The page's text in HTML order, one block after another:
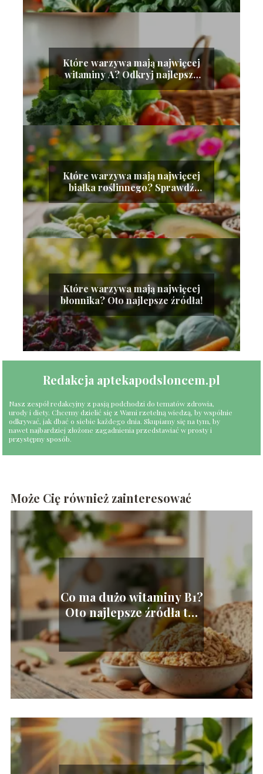
Które warzywa mają najwięcej
witaminy A? Odkryj najlepsze
źródła
Które warzywa mają najwięcej
białka roślinnego? Sprawdź
listę!
Które warzywa mają najwięcej
błonnika? Oto najlepsze źródła!
Redakcja aptekapodsloncem.pl
Nasz zespół redakcyjny z pasją podchodzi do tematów zdrowia,
urody i diety. Chcemy dzielić się z Wami rzetelną wiedzą, by wspólnie
odkrywać, jak dbać o siebie każdego dnia. Skupiamy się na tym, by
nawet najbardziej złożone zagadnienia przedstawiać w prosty i
przystępny sposób.
Może Cię również zainteresować
Co ma dużo witaminy B1?
Oto najlepsze źródła tej
witaminy